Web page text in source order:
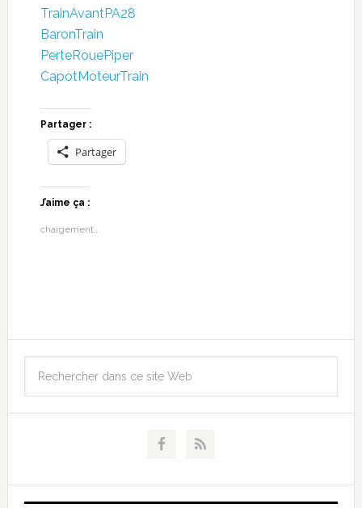
TrainAvantPA28
BaronTrain
PerteRouePiper
CapotMoteurTrain
Partager :
Partager
J’aime ça :
chargement…